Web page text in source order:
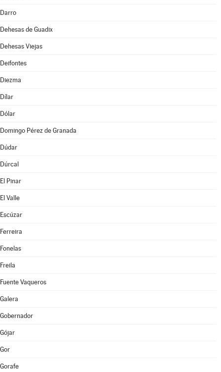
Darro
Dehesas de Guadix
Dehesas Viejas
Deifontes
Diezma
Dílar
Dólar
Domingo Pérez de Granada
Dúdar
Dúrcal
El Pinar
El Valle
Escúzar
Ferreira
Fonelas
Freila
Fuente Vaqueros
Galera
Gobernador
Gójar
Gor
Gorafe